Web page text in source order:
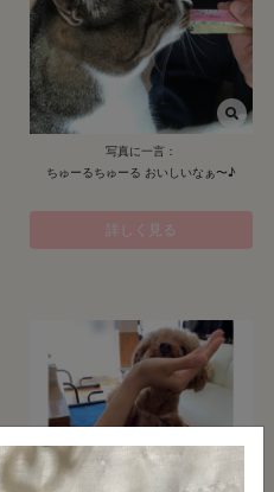
写真に一言：
ちゅーるちゅーる おいしいなぁ〜♪
詳しく見る